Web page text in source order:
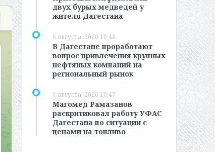
двух бурых медведей у
жителя Дагестана
6 августа, 2026 10:48
В Дагестане проработают
вопрос привлечения крупных
нефтяных компаний на
региональный рынок
6 августа, 2026 10:47
Магомед Рамазанов
раскритиковал работу УФАС
Дагестана по ситуации с
ценами на топливо